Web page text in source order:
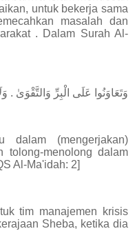
untuk bekerja sama
masalah dan
. Dalam Surah Al-
وَتَعَاوَنُوا عَلَى الْبِرِّ وَالتَّقْوَىٰ .
dalam (mengerjakan)
tolong-menolong dalam
Al-Ma'idah: 2]
tim manajemen krisis
Sheba, ketika dia